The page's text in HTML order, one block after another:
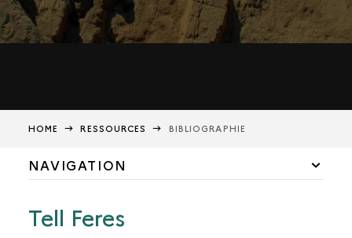
HOME RESSOURCES BIBLIOGRAPHIE
NAVIGATION
BIBLIOGRAPHIE
Tell Feres